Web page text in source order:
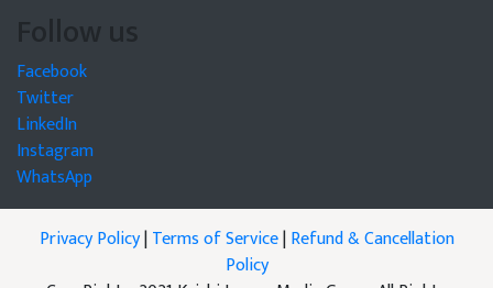
Follow us
Facebook
Twitter
LinkedIn
Instagram
WhatsApp
Privacy Policy|Terms of Service|Refund & Cancellation
Policy